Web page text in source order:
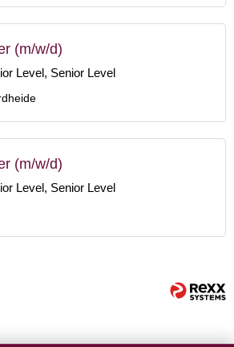
(m/w/d)
Level, Senior Level
(m/w/d)
Level, Senior Level